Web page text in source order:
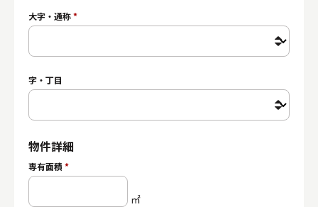
大字・通称*
字・丁目
物件詳細
専有面積*
㎡